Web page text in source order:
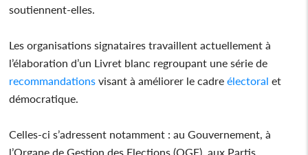
soutiennent-elles.
Les organisations signataires travaillent actuellement à
l’élaboration d’un Livret blanc regroupant une série de
recommandations visant à améliorer le cadreélectoral et
démocratique.
Celles-ci s’adressent notamment : au Gouvernement, à
l’Organe de Gestion des Elections (OGE), aux Partis